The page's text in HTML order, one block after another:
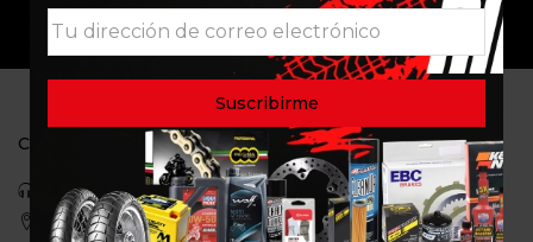
CONTACTO
Celular: 3113422933
Medellin, Colombia